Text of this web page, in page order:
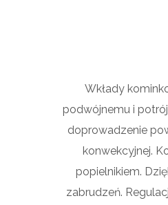
Wkłady
podwójnemu i
doprowadzenie
konwekcyjnej.
popielnikiem.
zabrudzeń.